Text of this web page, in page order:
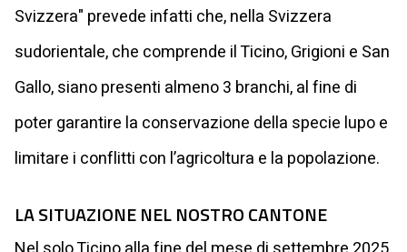
Svizzera" prevede infatti che, nella Svizzera
sudorientale, che comprende il Ticino, Grigioni e San
Gallo, siano presenti almeno 3 branchi, al fine di
poter garantire la conservazione della specie lupo e
limitare i conflitti con l’agricoltura e la popolazione.
LA SITUAZIONE NEL NOSTRO CANTONE